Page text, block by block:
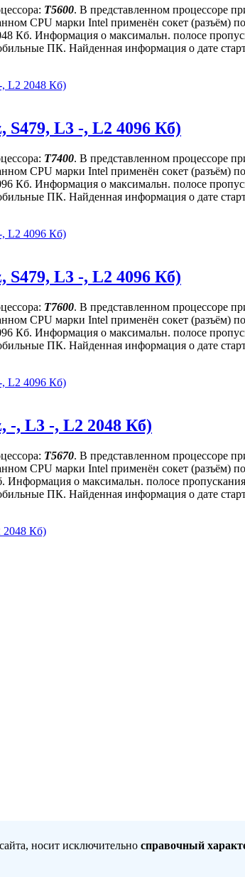
T5600. В представленном процессоре
CPU марки Intel применён сокет (разъём)
Кб. Информация о максимальн. полосе
ПК. Найденная информация о дате
, L2 2048 Кб)
L3 -, L2 4096 Кб)
T7400. В представленном процессоре
CPU марки Intel применён сокет (разъём)
Кб. Информация о максимальн. полосе
ПК. Найденная информация о дате
, L2 4096 Кб)
L3 -, L2 4096 Кб)
T7600. В представленном процессоре
CPU марки Intel применён сокет (разъём)
Кб. Информация о максимальн. полосе
ПК. Найденная информация о дате
, L2 4096 Кб)
-, L3 -, L2 2048 Кб)
T5670. В представленном процессоре
CPU марки Intel применён сокет
Информация о максимальн. полосе
ПК. Найденная информация о дате
2048 Кб)
носит исключительно справочный